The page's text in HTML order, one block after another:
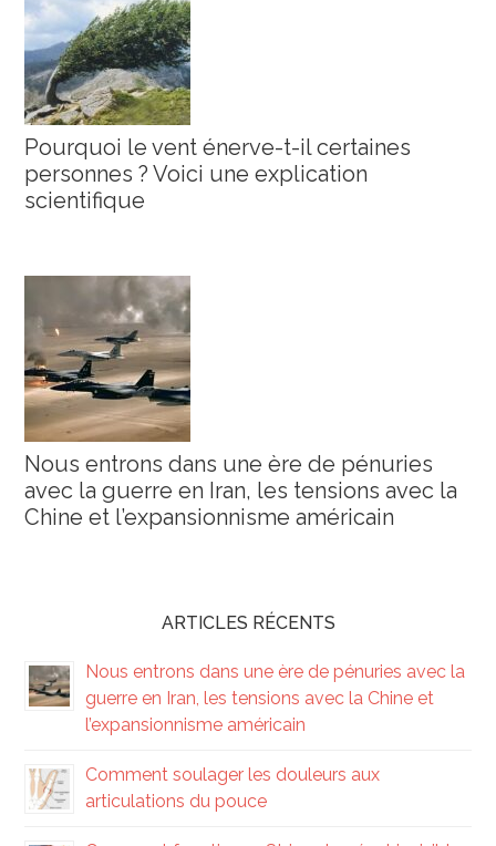
Pourquoi le vent énerve-t-il certaines
personnes ? Voici une explication
scientifique
Nous entrons dans une ère de pénuries
avec la guerre en Iran, les tensions avec la
Chine et l’expansionnisme américain
ARTICLES RÉCENTS
Nous entrons dans une ère de pénuries avec la
guerre en Iran, les tensions avec la Chine et
l’expansionnisme américain
Comment soulager les douleurs aux
articulations du pouce